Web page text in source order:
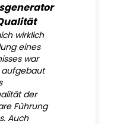
wirklich
eines
war
aufgebaut
der
Führung
Auch